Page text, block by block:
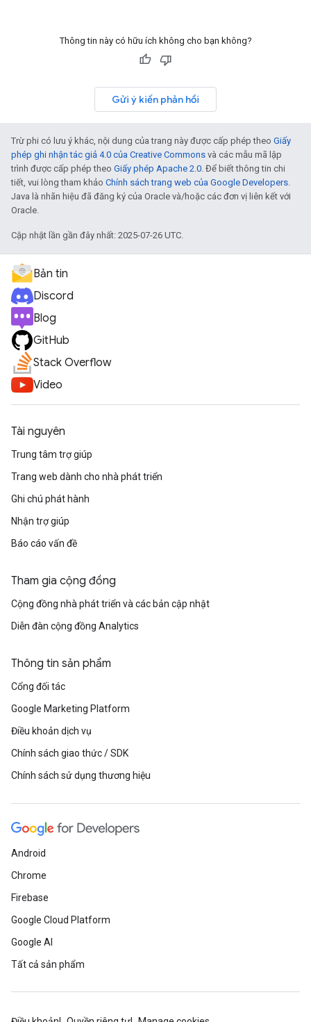
Thông tin này có hữu ích không cho bạn không?
Gửi ý kiến phản hồi
Trừ phi có lưu ý khác, nội dung của trang này được cấp phép theo Giấy
phép ghi nhận tác giả 4.0 của Creative Commons và các mẫu mã lập
trình được cấp phép theo Giấy phép Apache 2.0. Để biết thông tin chi
tiết, vui lòng tham khảo Chính sách trang web của Google Developers.
Java là nhãn hiệu đã đăng ký của Oracle và/hoặc các đơn vị liên kết với
Oracle.
Cập nhật lần gần đây nhất: 2025-07-26 UTC.
Bản tin
Discord
Blog
GitHub
Stack Overflow
Video
Tài nguyên
Trung tâm trợ giúp
Trang web dành cho nhà phát triển
Ghi chú phát hành
Nhận trợ giúp
Báo cáo vấn đề
Tham gia cộng đồng
Cộng đồng nhà phát triển và các bản cập nhật
Diễn đàn cộng đồng Analytics
Thông tin sản phẩm
Cổng đối tác
Google Marketing Platform
Điều khoản dịch vụ
Chính sách giao thức / SDK
Chính sách sử dụng thương hiệu
Android
Chrome
Firebase
Google Cloud Platform
Google AI
Tất cả sản phẩm